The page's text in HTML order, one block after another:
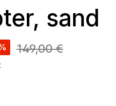
sand
149,00 €